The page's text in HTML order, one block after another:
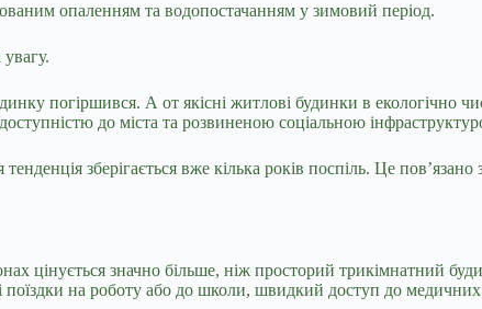
опаленням та водопостачанням у зимовий період.
погіршився. А от якісні житлові будинки в екологічно
до міста та розвиненою соціальною
зберігається вже кілька років поспіль. Це
цінується значно більше, ніж просторий трикімнатний
на роботу або до школи, швидкий доступ до медичних